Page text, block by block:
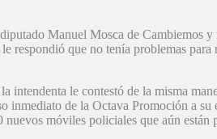
Manuel Mosca de Cambiemos
que no tenía problemas
le contestó de la misma
de la Octava Promoción a
móviles policiales que aún están